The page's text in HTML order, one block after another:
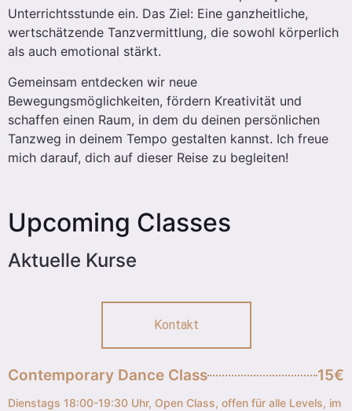
Unterrichtsstunde ein. Das Ziel: Eine ganzheitliche,
wertschätzende Tanzvermittlung, die sowohl körperlich
als auch emotional stärkt.
Gemeinsam entdecken wir neue
Bewegungsmöglichkeiten, fördern Kreativität und
schaffen einen Raum, in dem du deinen persönlichen
Tanzweg in deinem Tempo gestalten kannst. Ich freue
mich darauf, dich auf dieser Reise zu begleiten!
Upcoming Classes
Aktuelle Kurse
Kontakt
Contemporary Dance Class 15€
Dienstags 18:00-19:30 Uhr, Open Class, offen für alle Levels, im